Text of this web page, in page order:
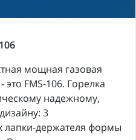
мощная газовая
FMS-106. Горелка
надежному,
3
держателя формы